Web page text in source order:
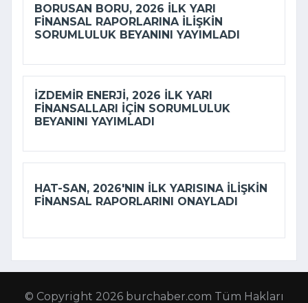
BORUSAN BORU, 2026 ILK YARI
FINANSAL RAPORLARINA ILIŞKIN
SORUMLULUK BEYANINI YAYIMLADI
İZDEMİR ENERJI, 2026 ILK YARI
FINANSALLARI IÇIN SORUMLULUK
BEYANINI YAYIMLADI
HAT-SAN, 2026'NIN ILK YARISINA ILIŞKIN
FINANSAL RAPORLARINI ONAYLADI
© Copyright 2026 burchaber.com Tüm Hakları